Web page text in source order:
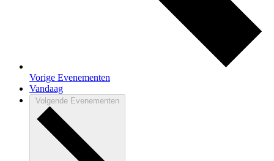
Vorige Evenementen
Vandaag
Volgende Evenementen